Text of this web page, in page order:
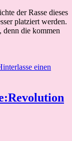
der Rasse dieses
platziert werden.
denn die kommen
einen